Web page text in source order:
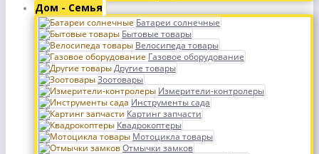
Дом - Семья
Батареи солнечные
Бытовые товары
Велосипеда товары
Газовое оборудование
Другие товары
Зоотовары
Измерители-контролеры
Инструменты сада
Картинг запчасти
Квадрокоптеры
Мотоцикла товары
Отмычки замков